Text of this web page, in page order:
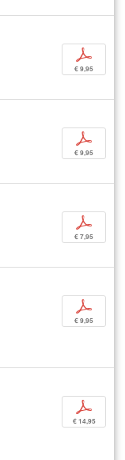
p
€ 9,95
p
€ 9,95
p
€ 7,95
p
€ 9,95
p
€ 14,95